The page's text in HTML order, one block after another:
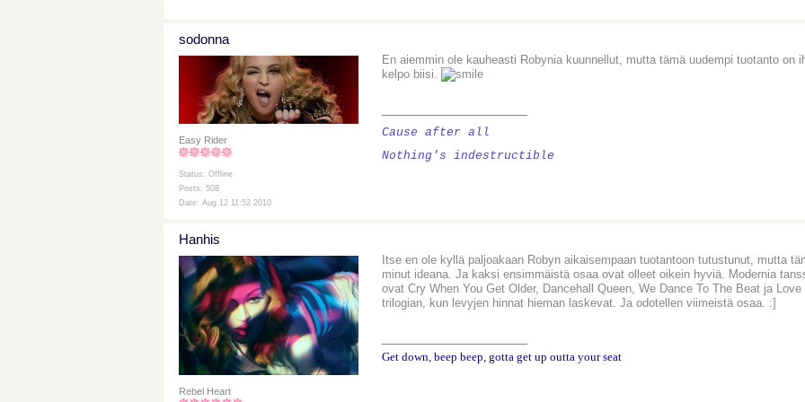
sodonna
Easy Rider
Status: Offline
Posts: 508
Date: Aug 12 11:52 2010
En aiemmin ole kauheasti Robynia kuunnellut, mutta tämä uudempi tuotanto on
kelpo biisi.
Cause after all
Nothing's indestructible
Hanhis
Rebel Heart
Itse en ole kyllä paljoakaan Robyn aikaisempaan tuotantoon tutustunut, mutta
minut ideana. Ja kaksi ensimmäistä osaa ovat olleet oikein hyviä. Modernia
ovat Cry When You Get Older, Dancehall Queen, We Dance To The Beat ja
trilogian, kun levyjen hinnat hieman laskevat. Ja odotellen viimeistä osaa. :]
Get down, beep beep, gotta get up outta your seat